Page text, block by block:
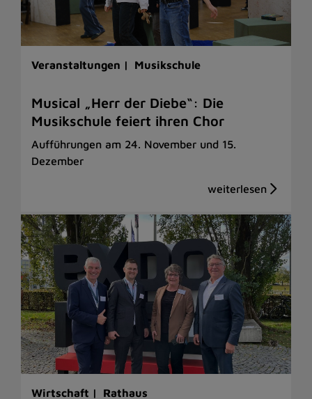
Veranstaltungen | Musikschule
Musical „Herr der Diebe“: Die
Musikschule feiert ihren Chor
Aufführungen am 24. November und 15.
Dezember
Wirtschaft | Rathaus